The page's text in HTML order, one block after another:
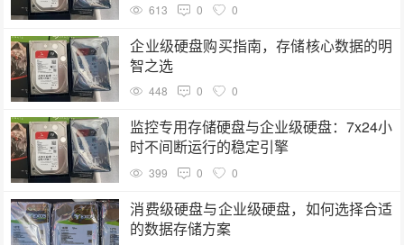
613 0 0
企业级硬盘购买指南，存储核心数据的明
智之选
448 0 0
监控专用存储硬盘与企业级硬盘：7x24小
时不间断运行的稳定引擎
399 0 0
消费级硬盘与企业级硬盘，如何选择合适
的数据存储方案